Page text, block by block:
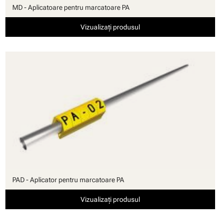
MD - Aplicatoare pentru marcatoare PA
Vizualizați produsul
PAD - Aplicator pentru marcatoare PA
Vizualizați produsul